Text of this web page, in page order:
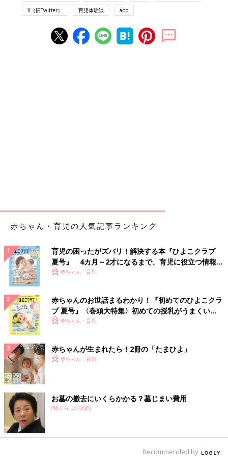
X（旧Twitter） 育児体験談 app
赤ちゃん・育児の人気記事ランキング
育児の困ったがズバリ！解決する本『ひよこクラブ
夏号』 4カ月～2才になるまで、育児に役立つ情報が
いっぱい！
赤ちゃん・育児
赤ちゃんのお世話まるわかり！『初めてのひよこクラ
ブ 夏号』〈巻頭大特集〉初めての授乳がうまくい
く！ おっぱい・ミルクの基本と夏のトラブル 解決テ
赤ちゃん・育児
赤ちゃんが生まれたら！2冊の「たまひよ」
赤ちゃん・育児
お墓の撤去にいくらかかる？墓じまい費用
PR(くらしの話題)
Recommended by